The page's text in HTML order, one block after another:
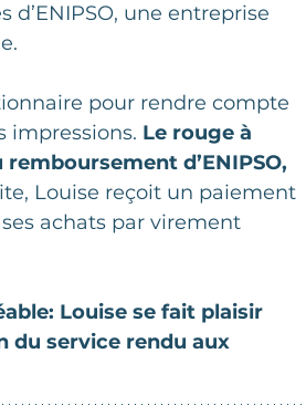
une entreprise
pour rendre compte
impressions. Le rouge à
d’ENIPSO,
Louise reçoit un paiement
achats par virement
Louise se fait plaisir
du service rendu aux